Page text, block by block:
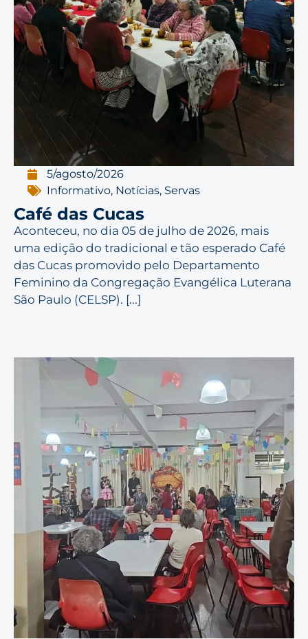
5/agosto/2026
Informativo, Notícias, Servas
Café das Cucas
Aconteceu, no dia 05 de julho de 2026, mais
uma edição do tradicional e tão esperado Café
das Cucas promovido pelo Departamento
Feminino da Congregação Evangélica Luterana
São Paulo (CELSP). [...]